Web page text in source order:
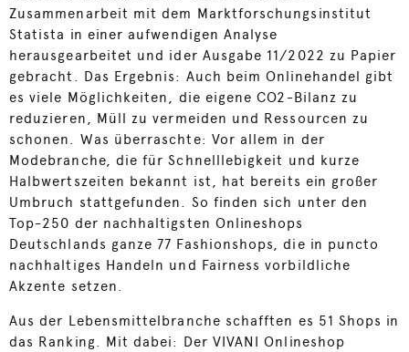
Zusammenarbeit mit dem Marktforschungsinstitut
Statista in einer aufwendigen Analyse
herausgearbeitet und ider Ausgabe 11/2022 zu Papier
gebracht. Das Ergebnis: Auch beim Onlinehandel gibt
es viele Möglichkeiten, die eigene CO2-Bilanz zu
reduzieren, Müll zu vermeiden und Ressourcen zu
schonen. Was überraschte: Vor allem in der
Modebranche, die für Schnelllebigkeit und kurze
Halbwertszeiten bekannt ist, hat bereits ein großer
Umbruch stattgefunden. So finden sich unter den
Top-250 der nachhaltigsten Onlineshops
Deutschlands ganze 77 Fashionshops, die in puncto
nachhaltiges Handeln und Fairness vorbildliche
Akzente setzen.
Aus der Lebensmittelbranche schafften es 51 Shops in
das Ranking. Mit dabei: Der VIVANI Onlineshop